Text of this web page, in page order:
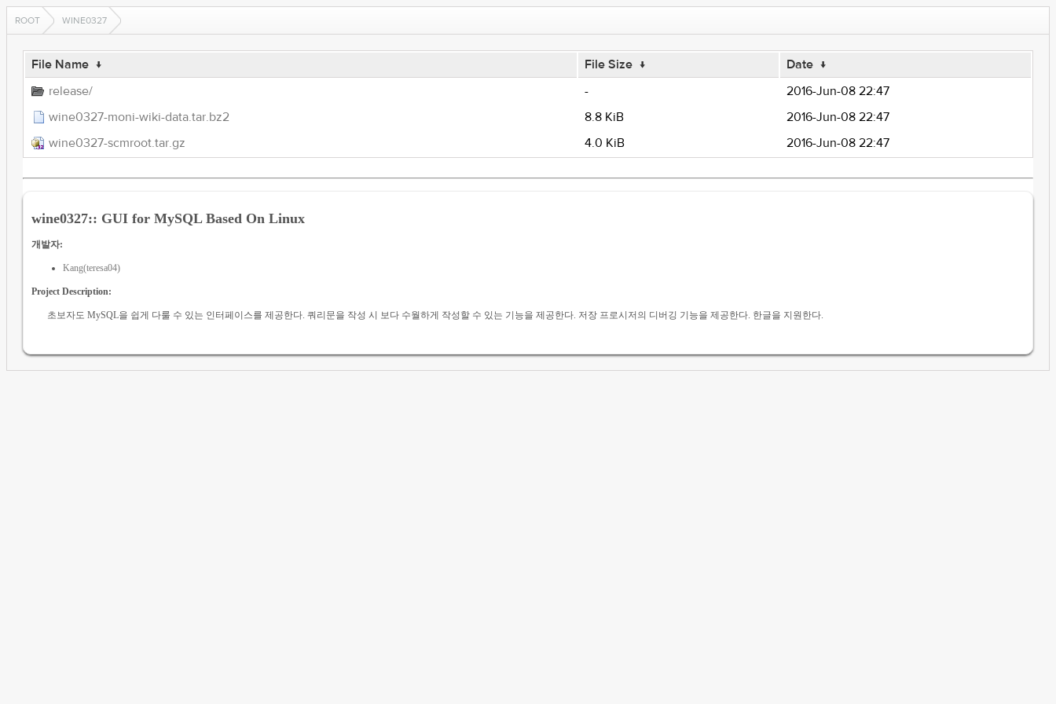
ROOT WINE0327
File Name ↓ File Size ↓ Date ↓
release/
-
2016-Jun-08 22:47
wine0327-moni-wiki-data.tar.bz2
8.8 KiB
2016-Jun-08 22:47
wine0327-scmroot.tar.gz
4.0 KiB 2016-Jun-08 22:47
wine0327:: GUI for MySQL Based On Linux
개발자:
Kang(teresa04)
Project Description:
초보자도 MySQL을 쉽게 다룰 수 있는 인터페이스를 제공한다. 쿼리문을 작성 시 보다 수월하게 작성할 수 있는 기능을 제공한다. 저장 프로시저의 디버깅 기능을 제공한다. 한글을 지원한다.